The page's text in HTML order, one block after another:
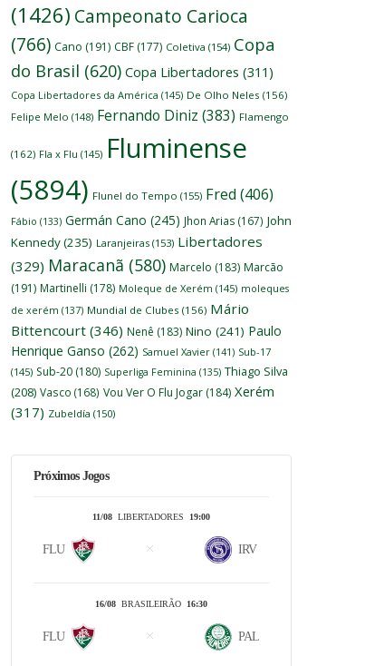
(1426) Campeonato Carioca
(766) Cano (191) CBF (177) Coletiva (154) Copa
do Brasil (620) Copa Libertadores (311)
Copa Libertadores da América (145) De Olho Neles (156)
Felipe Melo (148) Fernando Diniz (383) Flamengo
(162) Fla x Flu (145) Fluminense
(5894) Flunel do Tempo (155) Fred (406)
Fábio (133) Germán Cano (245) Jhon Arias (167) John
Kennedy(235) Laranjeiras (153) Libertadores
(329) Maracanã (580) Marcelo (183) Marcão
(191) Martinelli (178) Moleque de Xerém (145) moleques
de xerém (137) Mundial de Clubes (156) Mário
Bittencourt (346) Nenê (183) Nino (241) Paulo
Henrique Ganso (262) Samuel Xavier (141) Sub-17
(145) Sub-20 (180) Superliga Feminina (135) Thiago Silva
(208) Vasco (168) Vou Ver O Flu Jogar (184) Xerém
(317) Zubeldía (150)
Próximos Jogos
11/08 LIBERTADORES 19:00
FLU IRV
16/08 BRASILEIRÃO 16:30
FLU PAL